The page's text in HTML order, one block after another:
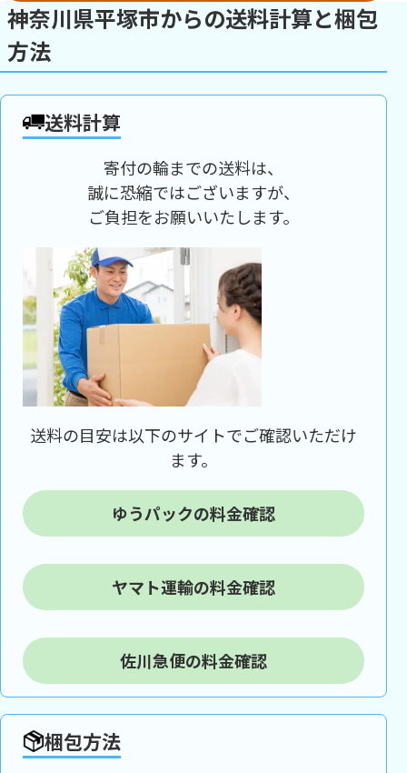
神奈川県平塚市からの送料計算と梱包
方法
送料計算
寄付の輪までの送料は、
誠に恐縮ではございますが、
ご負担をお願いいたします。
送料の目安は以下のサイトでご確認いただけ
ます。
ゆうパックの料金確認
ヤマト運輸の料金確認
佐川急便の料金確認
梱包方法